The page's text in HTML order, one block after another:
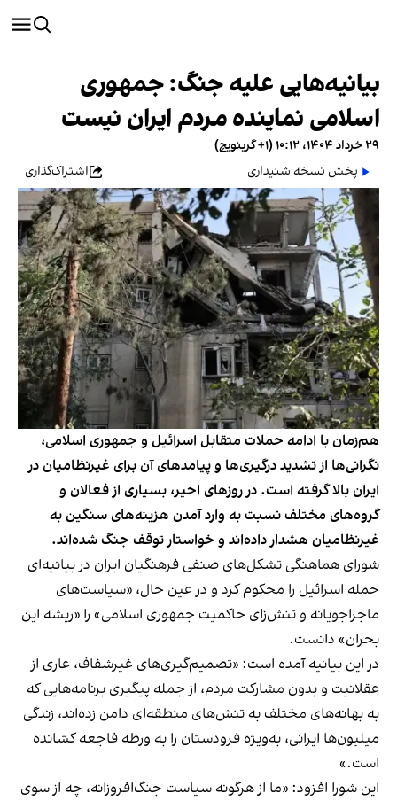
بیانیه‌هایی علیه جنگ: جمهوری
اسلامی نماینده مردم ایران نیست
۲۹ خرداد ۱۴۰۴، ۱۰:۱۲ (‎+۱ گرینویچ)
پخش نسخه شنیداری
اشتراک‌گذاری
هم‌زمان با ادامه حملات متقابل اسرائیل و جمهوری اسلامی،
نگرانی‌ها از تشدید درگیری‌ها و پیامدهای آن برای غیرنظامیان در
ایران بالا گرفته است. در روزهای اخیر، بسیاری از فعالان و
گروه‌های مختلف نسبت به وارد آمدن هزینه‌های سنگین به
غیرنظامیان هشدار داده‌اند و خواستار توقف جنگ شده‌اند.
شورای هماهنگی تشکل‌های صنفی فرهنگیان ایران در بیانیه‌ای
حمله اسرائیل را محکوم کرد و در عین حال، «سیاست‌های
ماجراجویانه و تنش‌زای حاکمیت جمهوری اسلامی» را «ریشه این
بحران» دانست.
در این بیانیه آمده است: «تصمیم‌گیری‌های غیرشفاف، عاری از
عقلانیت و بدون مشارکت مردم، از جمله پیگیری برنامه‌هایی که
به بهانه‌های مختلف به تنش‌های منطقه‌ای دامن زده‌اند، زندگی
میلیون‌ها ایرانی، به‌ویژه فرودستان را به ورطه فاجعه کشانده
است.»
این شورا افزود: «ما از هرگونه سیاست جنگ‌افروزانه، چه از سوی